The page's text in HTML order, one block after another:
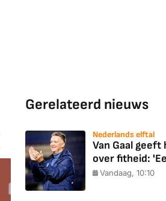
Gerelateerd nieuws
Nederlands elftal
Van Gaal
over fitheid:
Vandaag, 10:10